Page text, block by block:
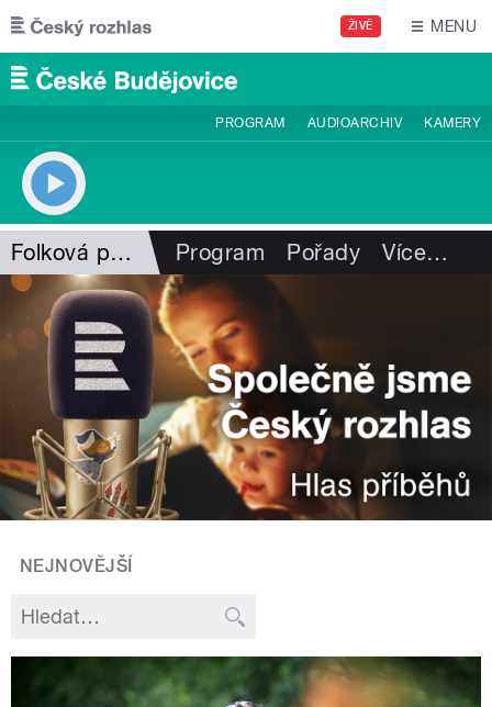
Přejít k hlavnímu obsahu
ŽIVĚ MENU
PROGRAM AUDIOARCHIV KAMERY
Folková pohlazení Program Pořady Více…
NEJNOVĚJŠÍ